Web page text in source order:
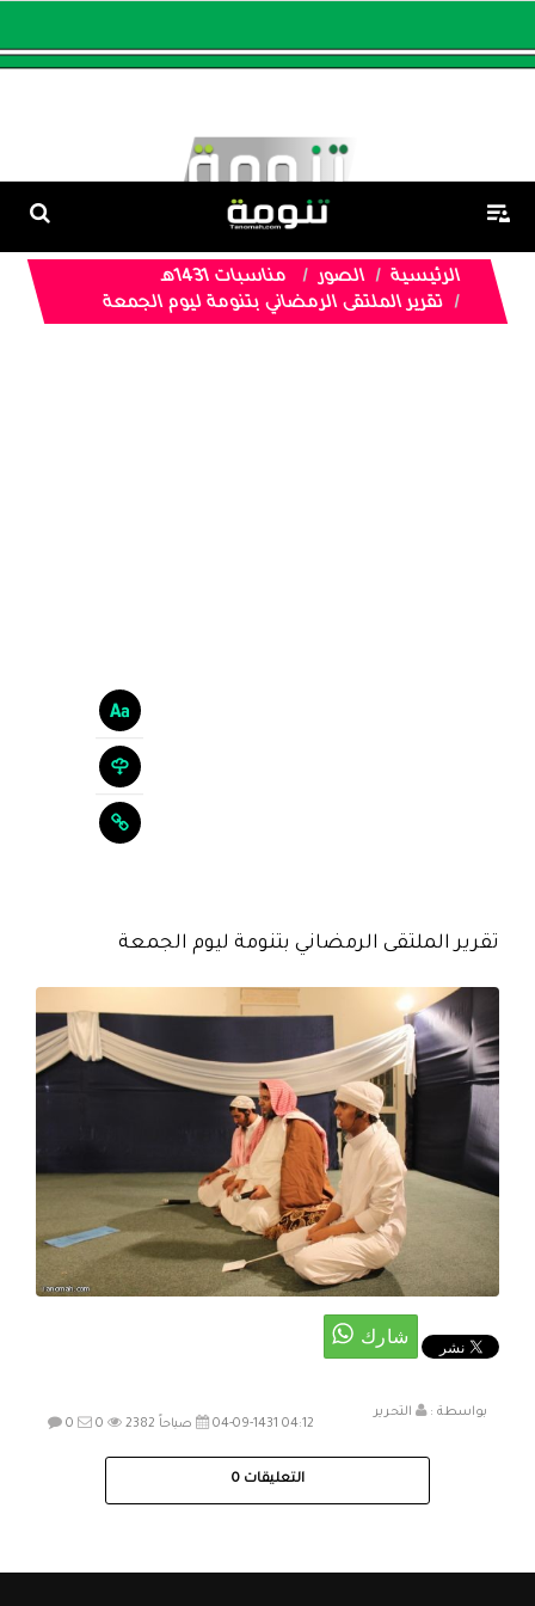
الرئيسية الصور
مناسبات 1431هـ
تقرير الملتقى الرمضاني بتنومة ليوم الجمعة
تقرير الملتقى الرمضاني بتنومة ليوم الجمعة
بواسطة :
التحرير
04-09-1431 04:12 صباحاً
0 0 2382
التعليقات 0